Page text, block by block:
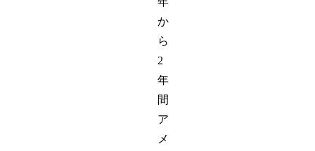
か
ら
2
年
間
ア
メ